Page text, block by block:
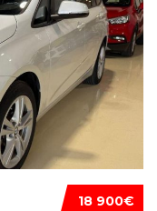
18 900€